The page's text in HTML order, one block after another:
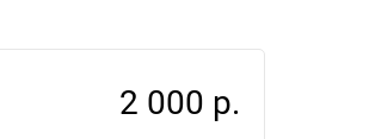
2 000 р.